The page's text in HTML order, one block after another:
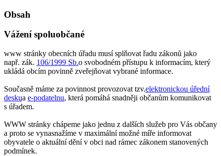
Obsah
Vážení spoluobčané
www stránky obecních úřadu musí splňovat řadu zákonů jako
např. zák. 106/1999 Sb.o svobodném přístupu k informacím, který
ukládá obcím povinně zveřejňovat vybrané informace.
Současně máme za povinnost provozovat tzv.elektronickou úřední
deskua e-podatelnu, která pomáhá snadněji občanům komunikovat
s úřadem.
WWW stránky chápeme jako jednu z dalších služeb pro Vás občany
a proto se vynasnažíme v maximální možné míře informovat
obyvatele o aktuální dění v obci nad rámec zákonem stanovených
podmínek.